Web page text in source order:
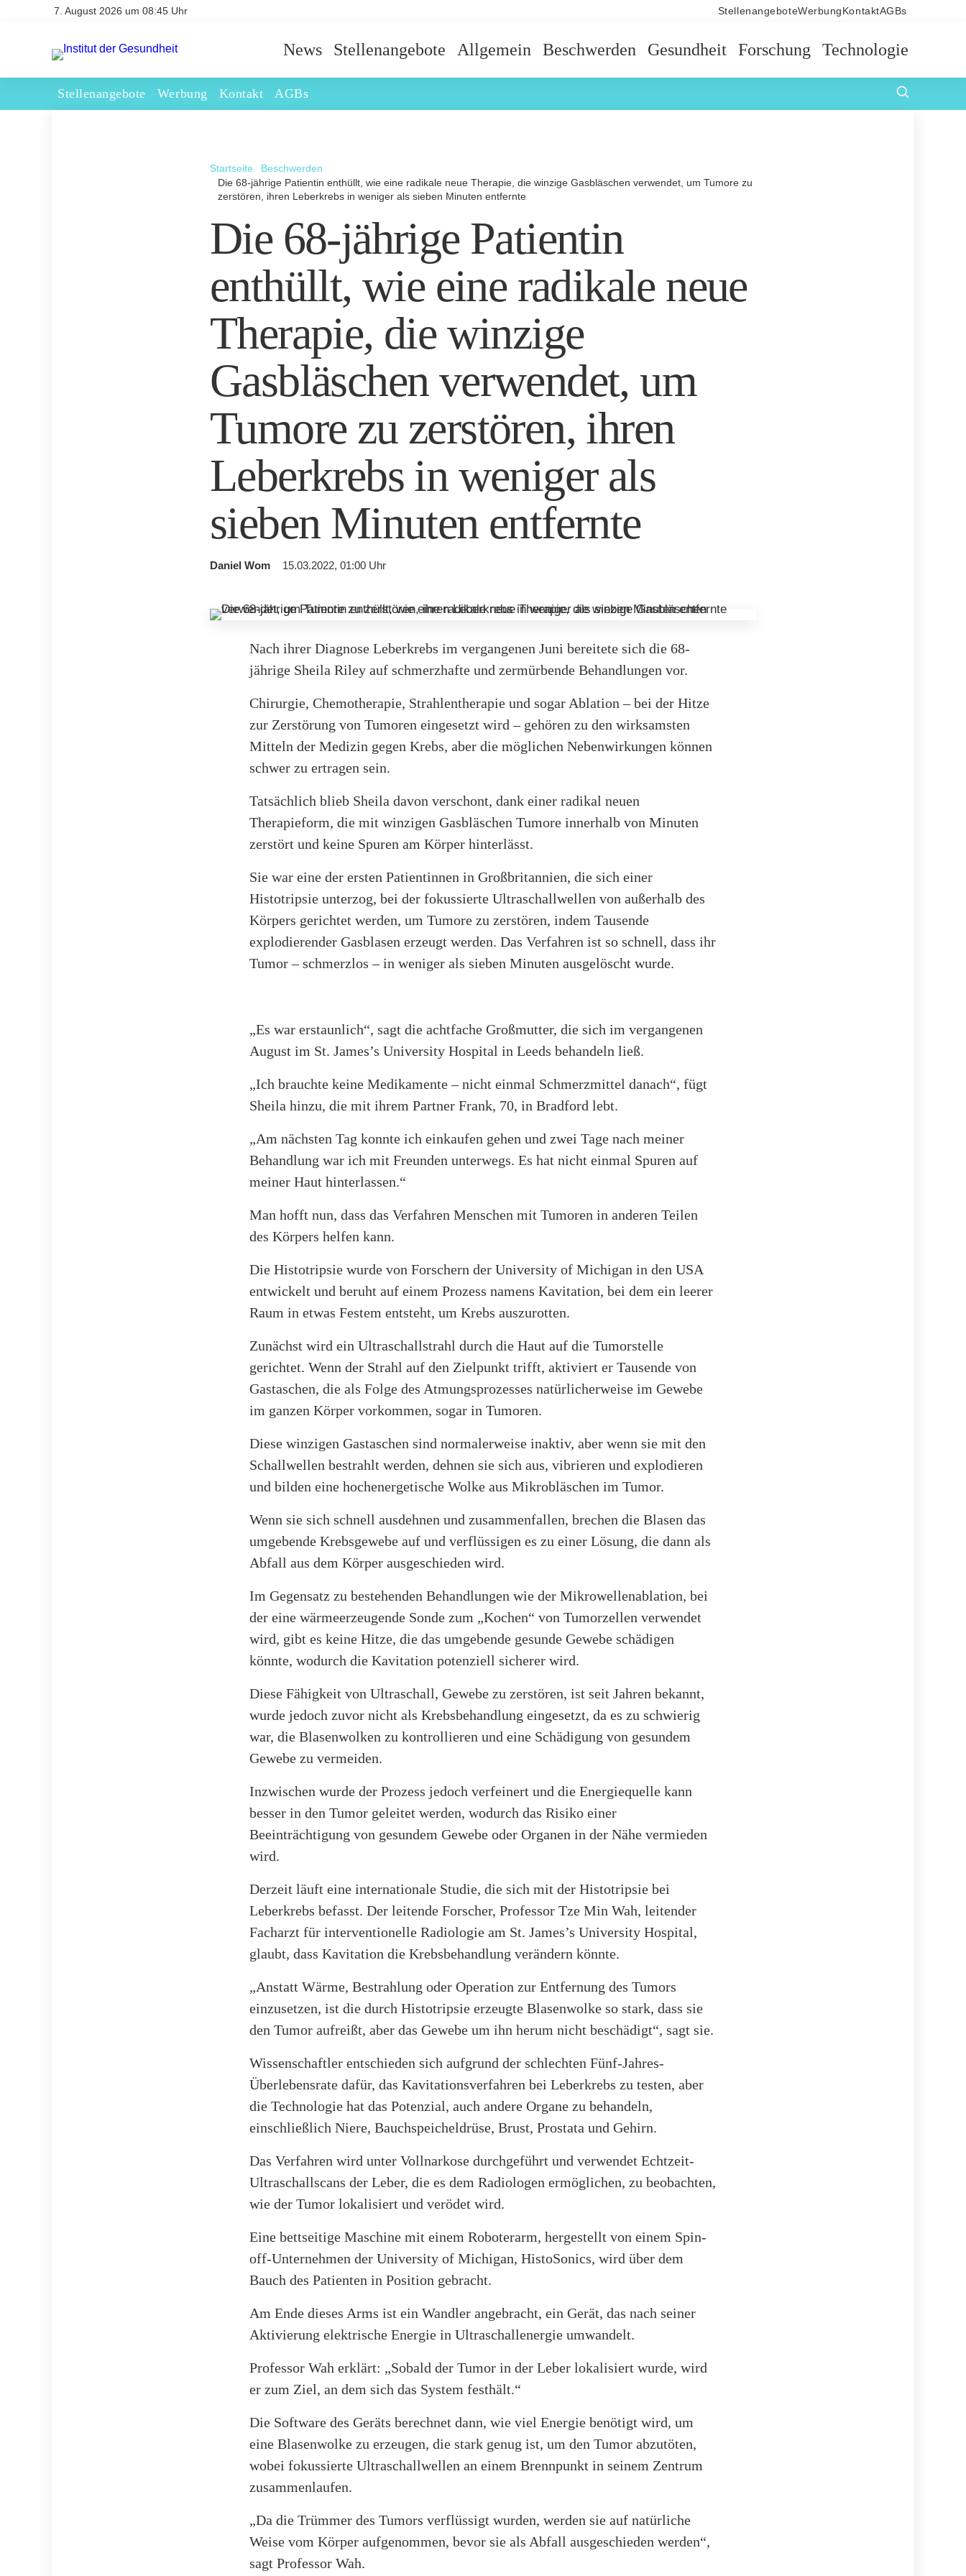
7. August 2026 um 08:45 Uhr StellenangeboteWerbung KontaktAGBs
News Stellenangebote Allgemein Beschwerden Gesundheit Forschung Technologie
Stellenangebote Werbung Kontakt AGBs
Startseite
Beschwerden
Die 68-jährige Patientin enthüllt, wie eine radikale neue Therapie, die winzige Gasbläschen verwendet, um Tumore zu
zerstören, ihren Leberkrebs in weniger als sieben Minuten entfernte
Die 68-jährige Patientin
enthüllt, wie eine radikale neue
Therapie, die winzige
Gasbläschen verwendet, um
Tumore zu zerstören, ihren
Leberkrebs in weniger als
sieben Minuten entfernte
Daniel Wom 15.03.2022, 01:00 Uhr
Nach ihrer Diagnose Leberkrebs im vergangenen Juni bereitete sich die 68-
jährige Sheila Riley auf schmerzhafte und zermürbende Behandlungen vor.
Chirurgie, Chemotherapie, Strahlentherapie und sogar Ablation – bei der Hitze
zur Zerstörung von Tumoren eingesetzt wird – gehören zu den wirksamsten
Mitteln der Medizin gegen Krebs, aber die möglichen Nebenwirkungen können
schwer zu ertragen sein.
Tatsächlich blieb Sheila davon verschont, dank einer radikal neuen
Therapieform, die mit winzigen Gasbläschen Tumore innerhalb von Minuten
zerstört und keine Spuren am Körper hinterlässt.
Sie war eine der ersten Patientinnen in Großbritannien, die sich einer
Histotripsie unterzog, bei der fokussierte Ultraschallwellen von außerhalb des
Körpers gerichtet werden, um Tumore zu zerstören, indem Tausende
explodierender Gasblasen erzeugt werden. Das Verfahren ist so schnell, dass ihr
Tumor – schmerzlos – in weniger als sieben Minuten ausgelöscht wurde.
„Es war erstaunlich“, sagt die achtfache Großmutter, die sich im vergangenen
August im St. James’s University Hospital in Leeds behandeln ließ.
„Ich brauchte keine Medikamente – nicht einmal Schmerzmittel danach“, fügt
Sheila hinzu, die mit ihrem Partner Frank, 70, in Bradford lebt.
„Am nächsten Tag konnte ich einkaufen gehen und zwei Tage nach meiner
Behandlung war ich mit Freunden unterwegs. Es hat nicht einmal Spuren auf
meiner Haut hinterlassen.“
Man hofft nun, dass das Verfahren Menschen mit Tumoren in anderen Teilen
des Körpers helfen kann.
Die Histotripsie wurde von Forschern der University of Michigan in den USA
entwickelt und beruht auf einem Prozess namens Kavitation, bei dem ein leerer
Raum in etwas Festem entsteht, um Krebs auszurotten.
Zunächst wird ein Ultraschallstrahl durch die Haut auf die Tumorstelle
gerichtet. Wenn der Strahl auf den Zielpunkt trifft, aktiviert er Tausende von
Gastaschen, die als Folge des Atmungsprozesses natürlicherweise im Gewebe
im ganzen Körper vorkommen, sogar in Tumoren.
Diese winzigen Gastaschen sind normalerweise inaktiv, aber wenn sie mit den
Schallwellen bestrahlt werden, dehnen sie sich aus, vibrieren und explodieren
und bilden eine hochenergetische Wolke aus Mikrobläschen im Tumor.
Wenn sie sich schnell ausdehnen und zusammenfallen, brechen die Blasen das
umgebende Krebsgewebe auf und verflüssigen es zu einer Lösung, die dann als
Abfall aus dem Körper ausgeschieden wird.
Im Gegensatz zu bestehenden Behandlungen wie der Mikrowellenablation, bei
der eine wärmeerzeugende Sonde zum „Kochen“ von Tumorzellen verwendet
wird, gibt es keine Hitze, die das umgebende gesunde Gewebe schädigen
könnte, wodurch die Kavitation potenziell sicherer wird.
Diese Fähigkeit von Ultraschall, Gewebe zu zerstören, ist seit Jahren bekannt,
wurde jedoch zuvor nicht als Krebsbehandlung eingesetzt, da es zu schwierig
war, die Blasenwolken zu kontrollieren und eine Schädigung von gesundem
Gewebe zu vermeiden.
Inzwischen wurde der Prozess jedoch verfeinert und die Energiequelle kann
besser in den Tumor geleitet werden, wodurch das Risiko einer
Beeinträchtigung von gesundem Gewebe oder Organen in der Nähe vermieden
wird.
Derzeit läuft eine internationale Studie, die sich mit der Histotripsie bei
Leberkrebs befasst. Der leitende Forscher, Professor Tze Min Wah, leitender
Facharzt für interventionelle Radiologie am St. James’s University Hospital,
glaubt, dass Kavitation die Krebsbehandlung verändern könnte.
„Anstatt Wärme, Bestrahlung oder Operation zur Entfernung des Tumors
einzusetzen, ist die durch Histotripsie erzeugte Blasenwolke so stark, dass sie
den Tumor aufreißt, aber das Gewebe um ihn herum nicht beschädigt“, sagt sie.
Wissenschaftler entschieden sich aufgrund der schlechten Fünf-Jahres-
Überlebensrate dafür, das Kavitationsverfahren bei Leberkrebs zu testen, aber
die Technologie hat das Potenzial, auch andere Organe zu behandeln,
einschließlich Niere, Bauchspeicheldrüse, Brust, Prostata und Gehirn.
Das Verfahren wird unter Vollnarkose durchgeführt und verwendet Echtzeit-
Ultraschallscans der Leber, die es dem Radiologen ermöglichen, zu beobachten,
wie der Tumor lokalisiert und verödet wird.
Eine bettseitige Maschine mit einem Roboterarm, hergestellt von einem Spin-
off-Unternehmen der University of Michigan, HistoSonics, wird über dem
Bauch des Patienten in Position gebracht.
Am Ende dieses Arms ist ein Wandler angebracht, ein Gerät, das nach seiner
Aktivierung elektrische Energie in Ultraschallenergie umwandelt.
Professor Wah erklärt: „Sobald der Tumor in der Leber lokalisiert wurde, wird
er zum Ziel, an dem sich das System festhält.“
Die Software des Geräts berechnet dann, wie viel Energie benötigt wird, um
eine Blasenwolke zu erzeugen, die stark genug ist, um den Tumor abzutöten,
wobei fokussierte Ultraschallwellen an einem Brennpunkt in seinem Zentrum
zusammenlaufen.
„Da die Trümmer des Tumors verflüssigt wurden, werden sie auf natürliche
Weise vom Körper aufgenommen, bevor sie als Abfall ausgeschieden werden“,
sagt Professor Wah.